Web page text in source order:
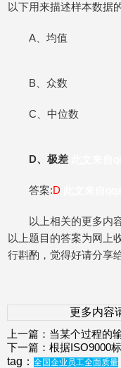
以下用来描述样本数据
A、均值
B、众数
C、中位数
D、极差
答案:D
以上相关的更多内
以上题目的答案为网上
行斟酌，觉得好请分享
更多内容
上一篇： 当某个过程的
下一篇： 根据ISO9000
tag： 全国企业员工全面质量